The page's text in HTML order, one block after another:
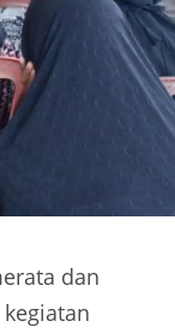
dan